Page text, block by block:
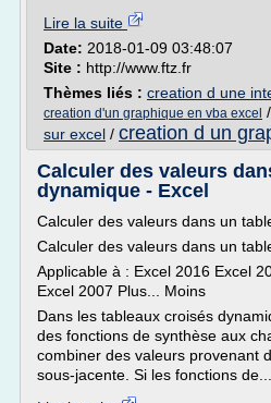
Lire la suite
Date: 2018-01-09 03:48:07
Site : http://www.ftz.fr
Thèmes liés : creation d une
creation d'un graphique en vba excel /
sur excel / creation d un
Calculer des valeurs
dynamique - Excel
Calculer des valeurs dans un
Calculer des valeurs dans un
Applicable à : Excel 2016 Excel
Excel 2007 Plus... Moins
Dans les tableaux croisés
des fonctions de synthèse aux
combiner des valeurs provenant
sous-jacente. Si les fonctions de...